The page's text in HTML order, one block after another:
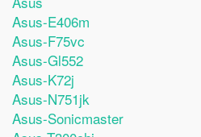
Asus-E406m
Asus-F75vc
Asus-Gl552
Asus-K72j
Asus-N751jk
Asus-Sonicmaster